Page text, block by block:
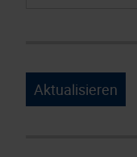
Aktualisieren